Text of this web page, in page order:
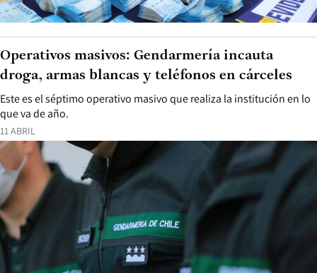
11 ABRIL
Este es el séptimo operativo masivo que realiza la institución en lo
que va de año.
Operativos masivos: Gendarmería incauta
droga, armas blancas y teléfonos en cárceles